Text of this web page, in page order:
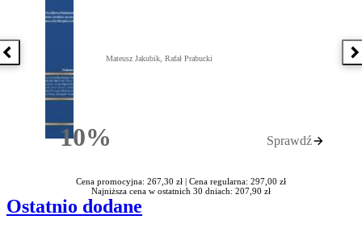
Poprzednia książka
10%Rabatu
Mateusz Jakubik, Rafał Prabucki
Sprawdź
Cena promocyjna: 267,30 zł | Cena regularna: 297,00 zł
Najniższa cena w ostatnich 30 dniach: 207,90 zł
Ostatnio dodane